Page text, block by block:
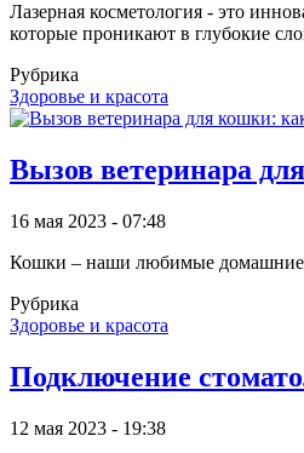
Лазерная косметология - это
которые проникают в глубокие
Рубрика
Здоровье и красота
Вызов ветеринара
16 мая 2023 - 07:48
Кошки – наши любимые домашние
Рубрика
Здоровье и красота
Подключение
12 мая 2023 - 19:38